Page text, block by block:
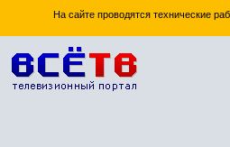
На сайте проводятся технические